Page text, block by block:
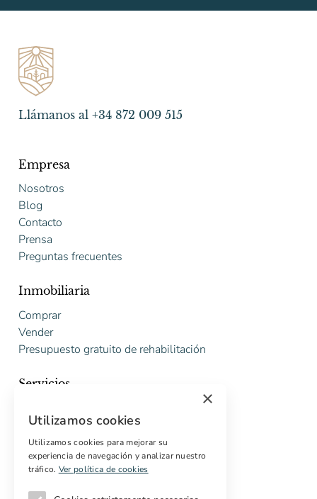
Llámanos al +34 872 009 515
Empresa
Nosotros
Blog
Contacto
Prensa
Preguntas frecuentes
Inmobiliaria
Comprar
Vender
Presupuesto gratuito de rehabilitación
Servicios
Compradores internacionales
Propiedades off-market
Servicios para compradores
×
Utilizamos cookies
Utilizamos cookies para mejorar su
experiencia de navegación y analizar nuestro
tráfico. Ver política de cookies